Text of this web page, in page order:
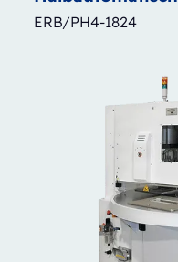
ERB/PH4-1824